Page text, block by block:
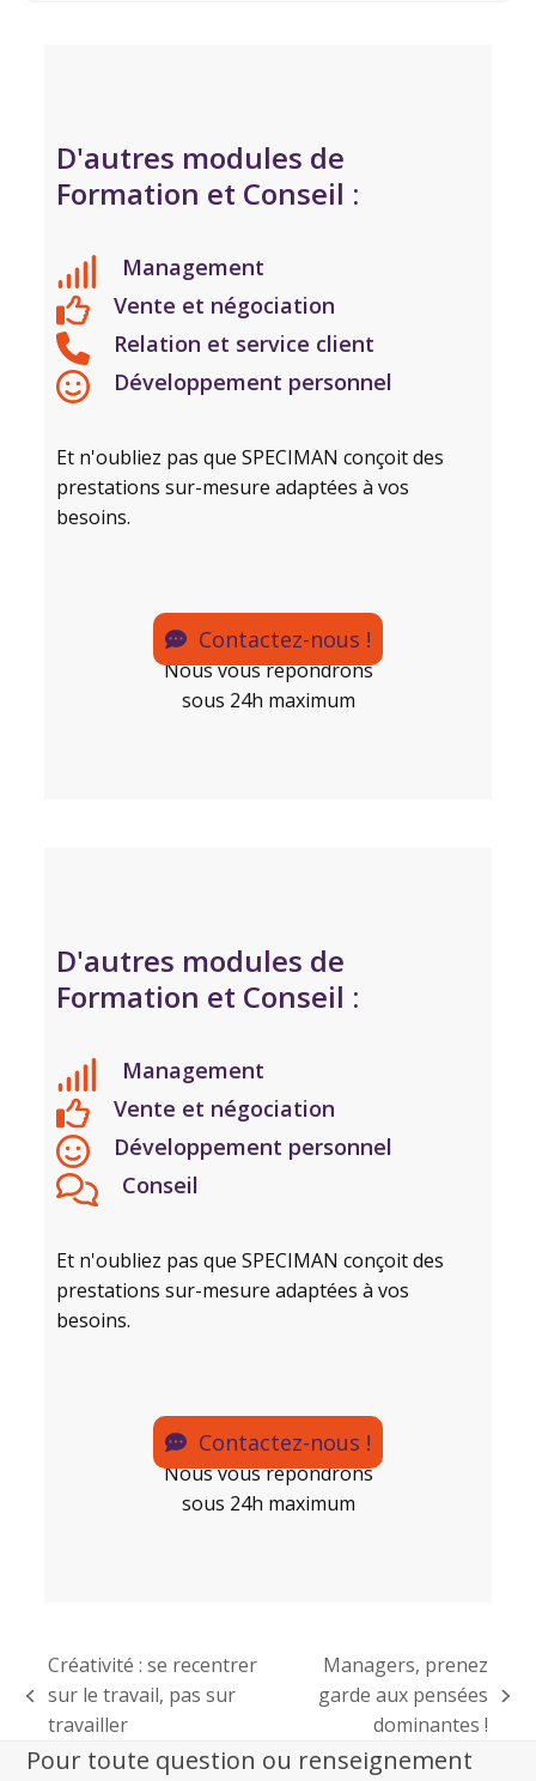
D'autres modules de
Formation et Conseil :
Management
Vente et négociation
Relation et service client
Développement personnel
Et n'oubliez pas que SPECIMAN conçoit des
prestations sur-mesure adaptées à vos
besoins.
Contactez-nous !
Nous vous répondrons
sous 24h maximum
D'autres modules de
Formation et Conseil :
Management
Vente et négociation
Développement personnel
Conseil
Et n'oubliez pas que SPECIMAN conçoit des
prestations sur-mesure adaptées à vos
besoins.
Contactez-nous !
Nous vous répondrons
sous 24h maximum
Créativité : se recentrer
sur le travail, pas sur
travailler
Managers, prenez
garde aux pensées
dominantes !
Pour toute question ou renseignement